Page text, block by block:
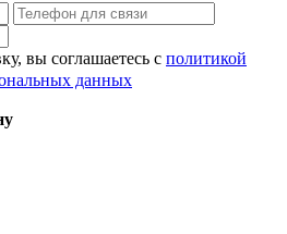
вы соглашаетесь с политикой
данных